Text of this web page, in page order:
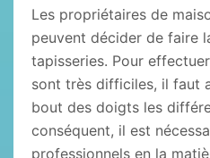
Les propriétaires de
peuvent décider de faire
tapisseries. Pour
sont très difficiles, il faut
bout des doigts les
conséquent, il est
professionnels en la